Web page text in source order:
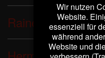
Rainer Maria Rilke
Wir nutzen
Website.
essenziell für
während
Website und